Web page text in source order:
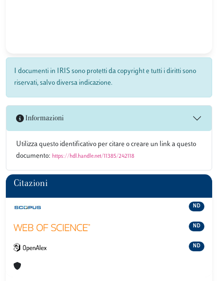
I documenti in IRIS sono protetti da copyright e tutti i diritti sono
riservati, salvo diversa indicazione.
Informazioni
Utilizza questo identificativo per citare o creare un link a questo
documento: https://hdl.handle.net/11385/242118
Citazioni
ND
ND
ND